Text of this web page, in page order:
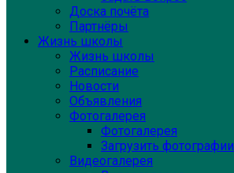
Доска почёта
Партнёры
Жизнь школы
Жизнь школы
Расписание
Новости
Объявления
Фотогалерея
Фотогалерея
Загрузить фотографии
Видеогалерея